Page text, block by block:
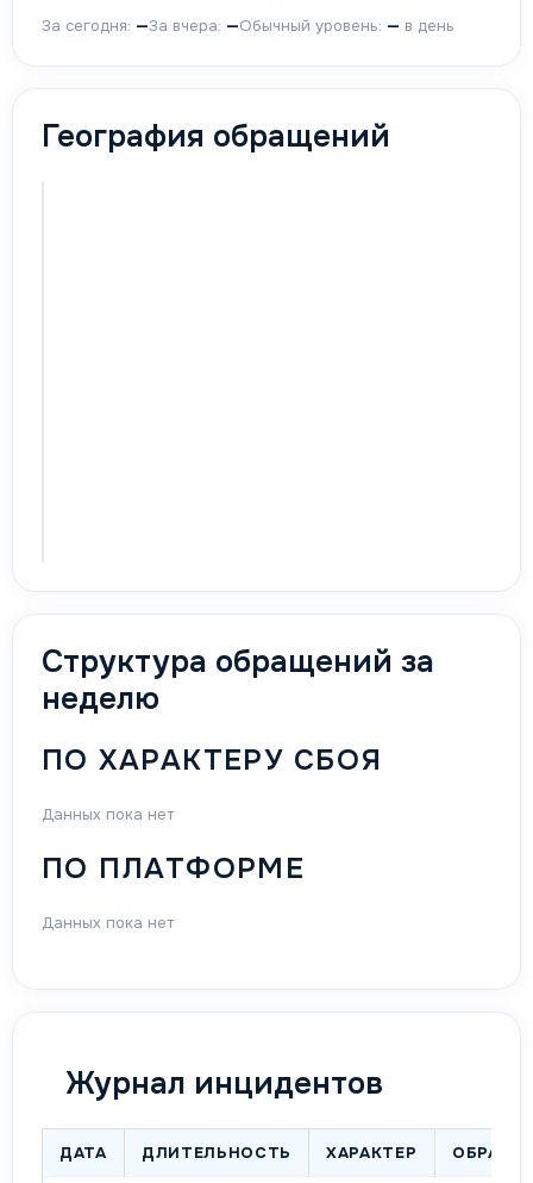
За сегодня: —За вчера: —Обычный уровень: — в день
География обращений
Структура обращений за
неделю
ПО ХАРАКТЕРУ СБОЯ
Данных пока нет
ПО ПЛАТФОРМЕ
Данных пока нет
Журнал инцидентов
ДАТА ДЛИТЕЛЬНОСТЬ ХАРАКТЕР